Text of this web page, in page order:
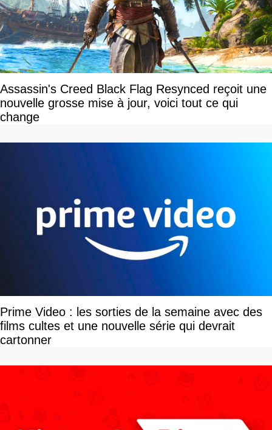
Assassin's Creed Black Flag Resynced reçoit une
nouvelle grosse mise à jour, voici tout ce qui
change
Prime Video : les sorties de la semaine avec des
films cultes et une nouvelle série qui devrait
cartonner